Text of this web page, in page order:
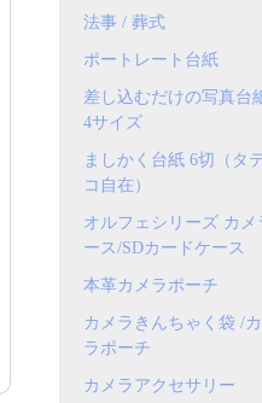
法事 / 葬式
ポートレート台紙
差し込むだけの写真台
4サイズ
ましかく台紙 6切（タ
コ自在）
オルフェシリーズ カメ
ース/SDカードケース
本革カメラポーチ
カメラきんちゃく袋 /カ
ラポーチ
カメラアクセサリー